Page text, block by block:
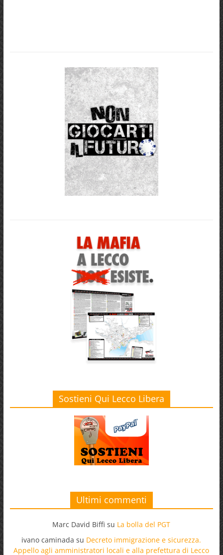
Sostieni Qui Lecco Libera
Ultimi commenti
Marc David Biffi su La bolla del PGT
ivano caminada su Decreto immigrazione e sicurezza.
Appello agli amministratori locali e alla prefettura di Lecco